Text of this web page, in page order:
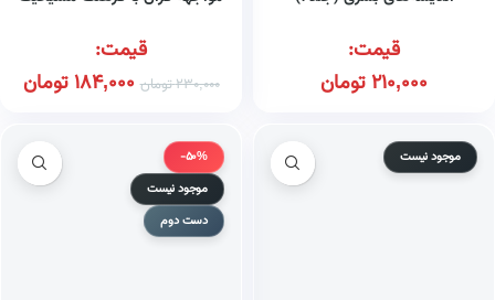
قیمت:
210,000تومان
قیمت:
230,000تومان 184,000تومان
موجود نیست
-50%
موجود نیست
دست دوم